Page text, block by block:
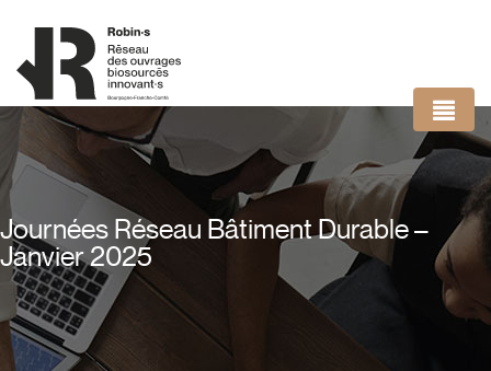
Journées Réseau Bâtiment Durable –
Janvier 2025